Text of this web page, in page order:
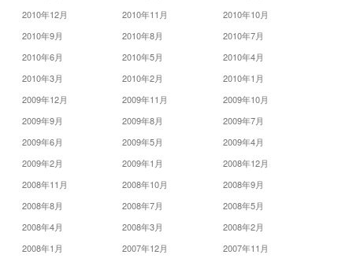
2010年12月
2010年11月
2010年10月
2010年9月
2010年8月
2010年7月
2010年6月
2010年5月
2010年4月
2010年3月
2010年2月
2010年1月
2009年12月
2009年11月
2009年10月
2009年9月
2009年8月
2009年7月
2009年6月
2009年5月
2009年4月
2009年2月
2009年1月
2008年12月
2008年11月
2008年10月
2008年9月
2008年8月
2008年7月
2008年5月
2008年4月
2008年3月
2008年2月
2008年1月
2007年12月 2007年11月